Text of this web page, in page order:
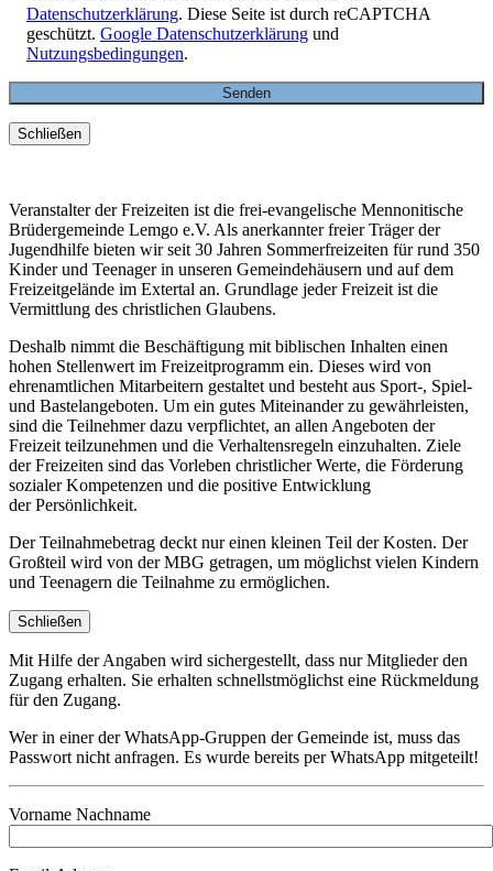
Datenschutzerklärung. Diese Seite ist durch reCAPTCHA
geschützt. Google Datenschutzerklärung und
Nutzungsbedingungen.
Schließen
Veranstalter der Freizeiten ist die frei-evangelische Mennonitische
Brüdergemeinde Lemgo e.V. Als anerkannter freier Träger der
Jugendhilfe bieten wir seit 30 Jahren Sommerfreizeiten für rund 350
Kinder und Teenager in unseren Gemeindehäusern und auf dem
Freizeitgelände im Extertal an. Grundlage jeder Freizeit ist die
Vermittlung des christlichen Glaubens.
Deshalb nimmt die Beschäftigung mit biblischen Inhalten einen
hohen Stellenwert im Freizeitprogramm ein. Dieses wird von
ehrenamtlichen Mitarbeitern gestaltet und besteht aus Sport-, Spiel-
und Bastelangeboten. Um ein gutes Miteinander zu gewährleisten,
sind die Teilnehmer dazu verpflichtet, an allen Angeboten der
Freizeit teilzunehmen und die Verhaltensregeln einzuhalten. Ziele
der Freizeiten sind das Vorleben christlicher Werte, die Förderung
sozialer Kompetenzen und die positive Entwicklung
der Persönlichkeit.
Der Teilnahmebetrag deckt nur einen kleinen Teil der Kosten. Der
Großteil wird von der MBG getragen, um möglichst vielen Kindern
und Teenagern die Teilnahme zu ermöglichen.
Schließen
Mit Hilfe der Angaben wird sichergestellt, dass nur Mitglieder den
Zugang erhalten. Sie erhalten schnellstmöglichst eine Rückmeldung
für den Zugang.
Wer in einer der WhatsApp-Gruppen der Gemeinde ist, muss das
Passwort nicht anfragen. Es wurde bereits per WhatsApp mitgeteilt!
Vorname Nachname